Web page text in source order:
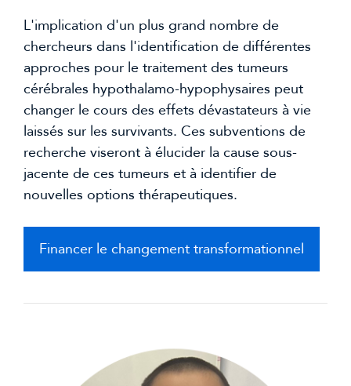
L'implication d'un plus grand nombre de
chercheurs dans l'identification de différentes
approches pour le traitement des tumeurs
cérébrales hypothalamo-hypophysaires peut
changer le cours des effets dévastateurs à vie
laissés sur les survivants. Ces subventions de
recherche viseront à élucider la cause sous-
jacente de ces tumeurs et à identifier de
nouvelles options thérapeutiques.
Financer le changement transformationnel